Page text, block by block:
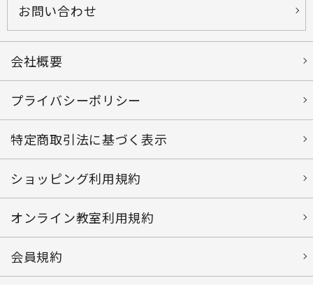
お問い合わせ
会社概要
プライバシーポリシー
特定商取引法に基づく表示
ショッピング利用規約
オンライン教室利用規約
会員規約